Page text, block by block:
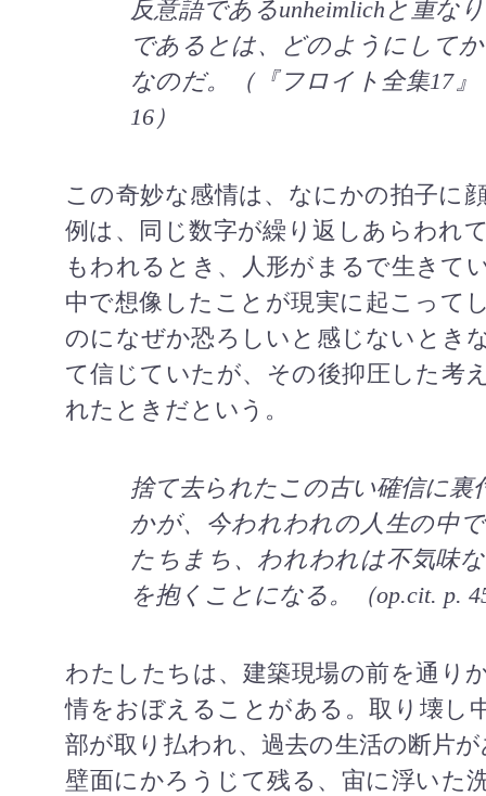
反意語であるunheimlich と重な
であるとは、どのようにして
なのだ。（『フロイト全集17』
16 ）
この奇妙な感情は、なにかの拍子に
例は、同じ数字が繰り返しあらわれ
もわれるとき、人形がまるで生きて
中で想像したことが現実に起こって
のになぜか恐ろしいと感じないとき
て信じていたが、その後抑圧した考
れたときだという。
捨て去られたこの古い確信に
かが、今われわれの人生の中
たちまち、われわれは不気味
を抱くことになる。（op.cit. p.
わたしたちは、建築現場の前を通り
情をおぼえることがある。取り壊し
部が取り払われ、過去の生活の断片
壁面にかろうじて残る、宙に浮いた